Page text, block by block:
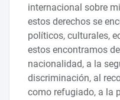
internacional sobre
estos derechos se
políticos, culturales,
estos encontramos
nacionalidad, a la
discriminación, al
como refugiado, a la